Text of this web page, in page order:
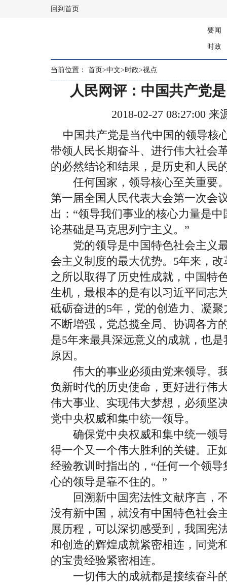
回到首页
要闻
时政
当前位置： 首页>中文>时政>视点
人民网评：中国共产党
2018-02-27 08:27:00
中国共产党是当代中国的领导核
带领人民长期奋斗、进行伟大社会
的必然结论和结果，是历史和人民
任何国家，领导核心至关重要。
第一届全国人民代表大会第一次会
出：“领导我们事业的核心力量是
论基础是马克思列宁主义。”
党的领导是中国特色社会主义
会主义制度的最大优势。5年来，
之所以取得了历史性成就，中国特
生机，最根本的是有以习近平同志
砥砺奋进的5年，党的创造力、凝
不断增强，党总揽全局、协调各方
是5年来最具深远意义的成就，也
原因。
伟大的事业必须由党来领导。
负新时代的历史使命，更好进行伟
伟大事业、实现伟大梦想，必须坚
党中央权威和集中统一领导。
确保党中央权威和集中统一领
得一个又一个伟大胜利的关键。正
经验教训时指出的，“任何一个领
心的领导是靠不住的。”
回溯新中国宪法性文献序言，
没有新中国，就没有中国特色社会
展历程，可以深切感受到，我国宪
和创造的辉煌成就紧密相连，同党
的宝贵经验紧密相连。
一切伟大的成就都是接续奋斗